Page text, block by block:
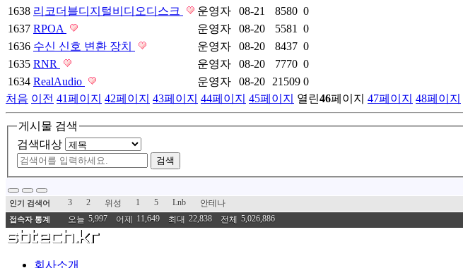
1638 리코더블디지털비디오디스크 운영자 08-21 8580 0
1637 RPOA 운영자 08-20 5581
0
1636 수신 신호 변환 장치 운영자 08-20 8437 0
1635 RNR 운영자 08-20 7770 0
1634 RealAudio 운영자 08-20 21509 0
처음 이전 41페이지 42페이지 43페이지 44페이지 45페이지 열린46페이지 47페이지 48페이지
게시물 검색
검색대상
검색
인기 검색어 3 2 위성 1 5 Lnb 안테나
접속자 통계 오늘 5,997 어제 11,649 최대 22,838 전체 5,026,886
회사소개